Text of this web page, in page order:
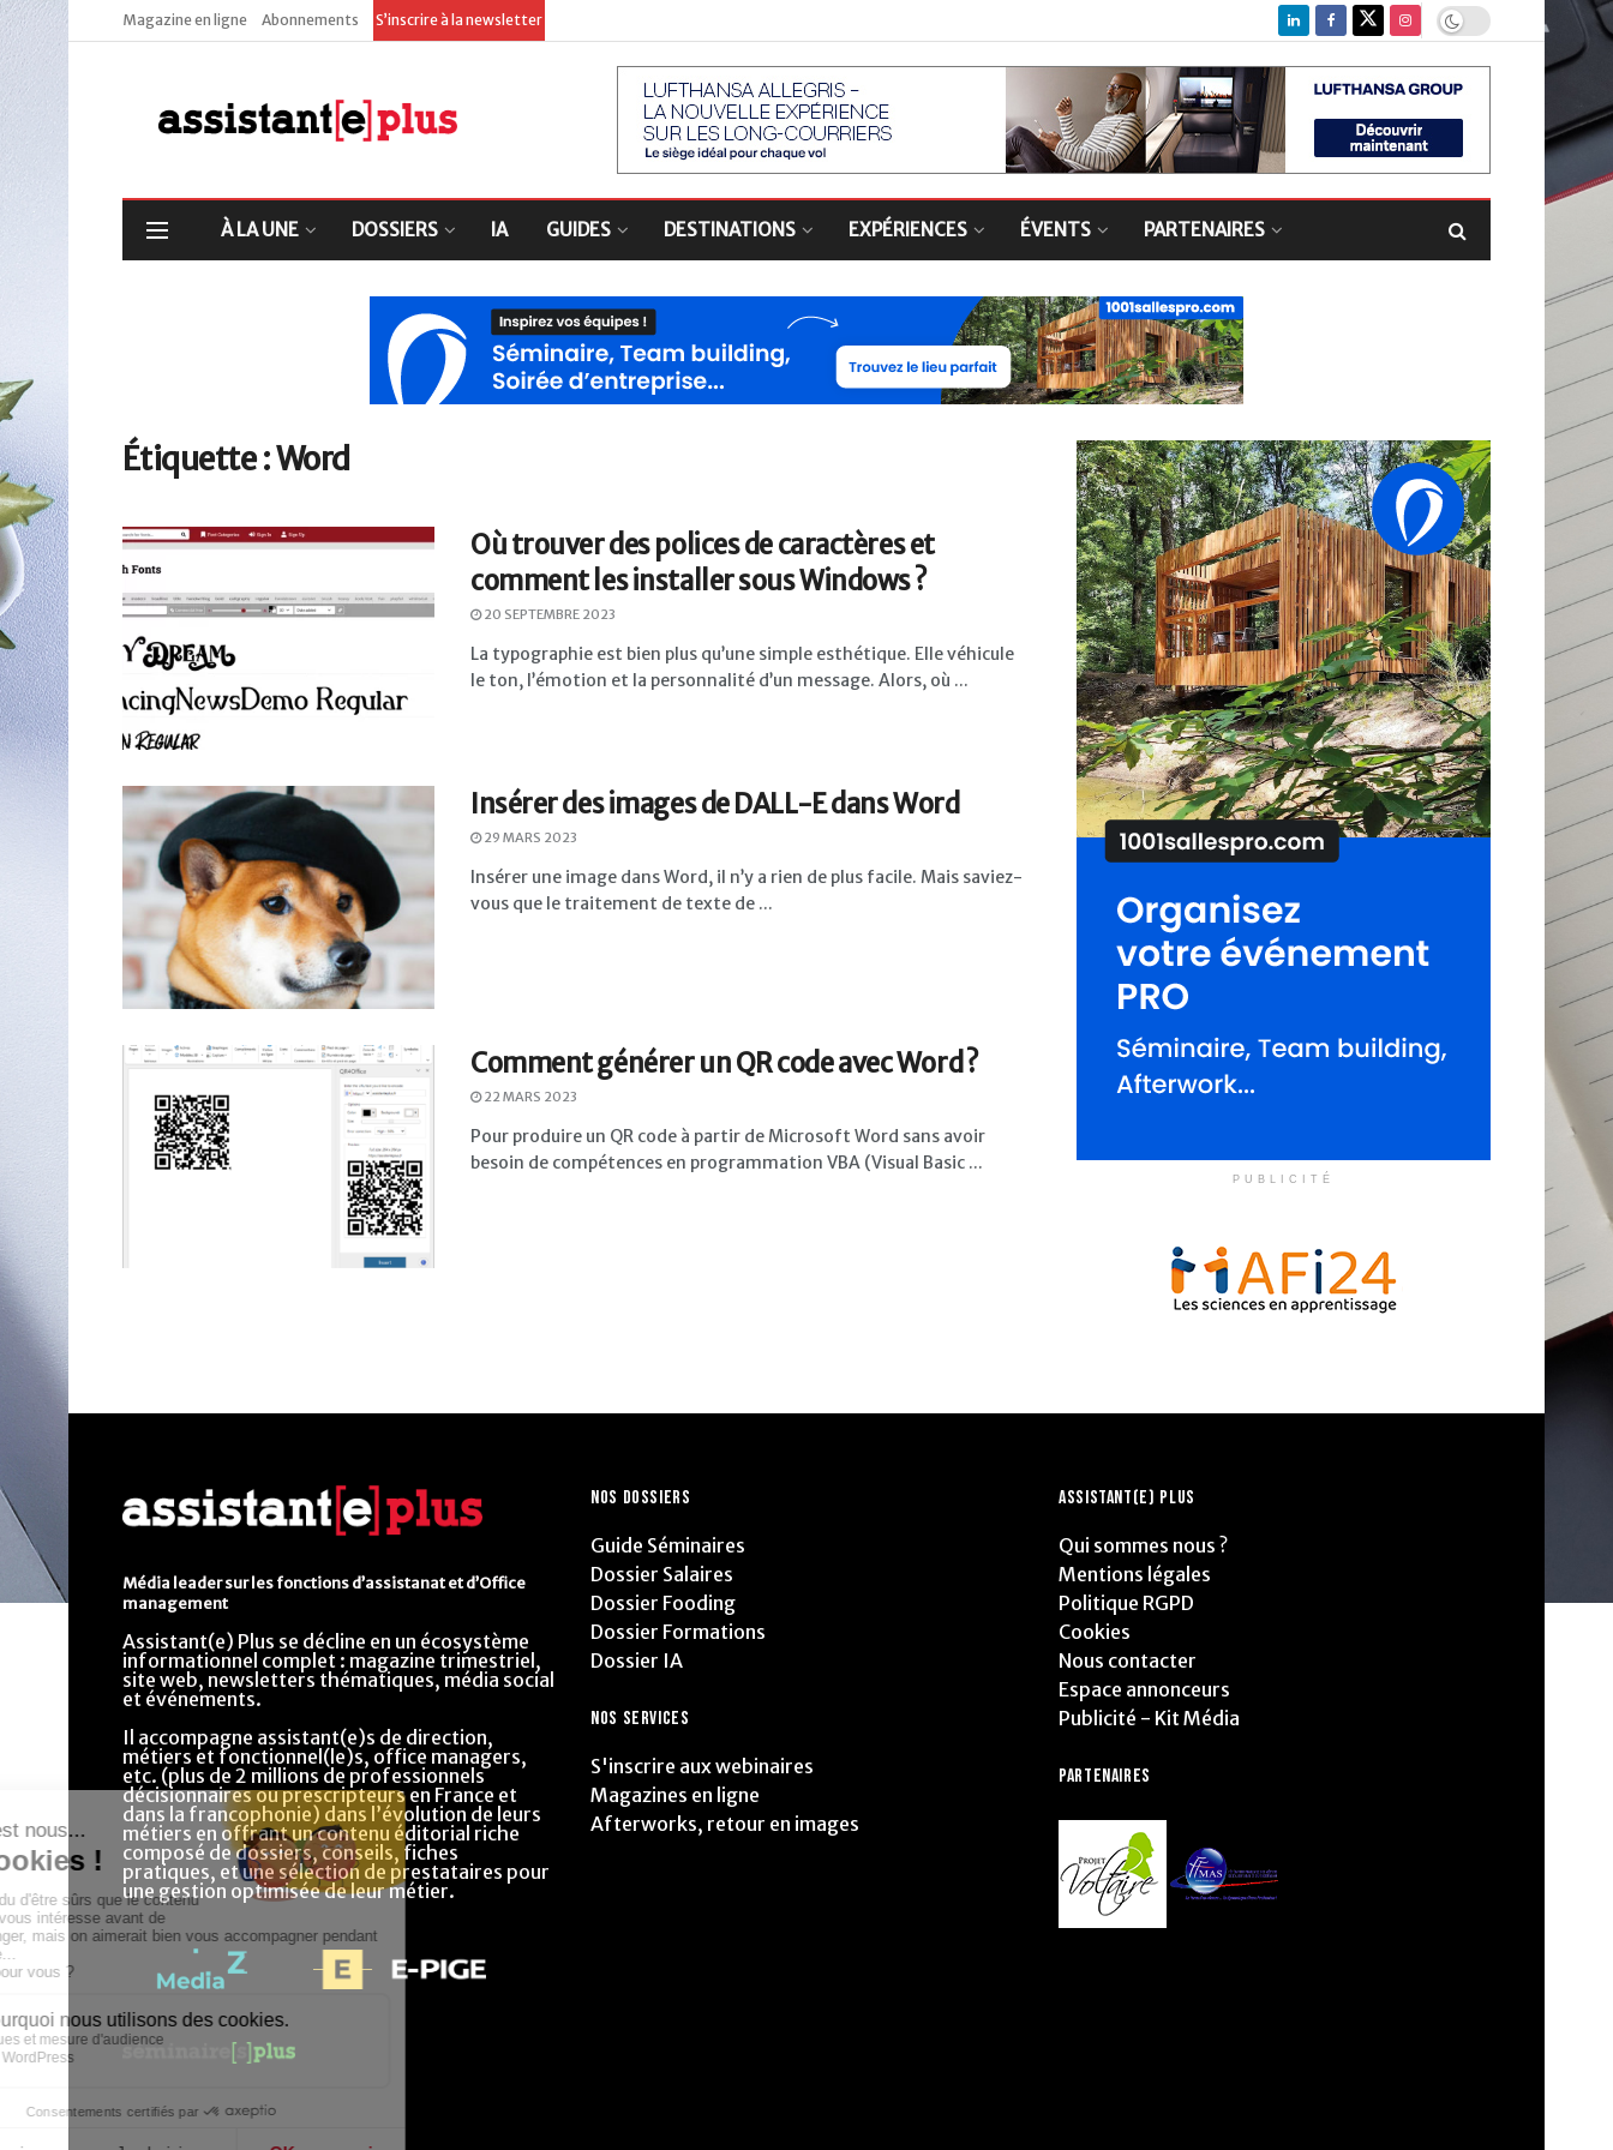
Magazine en ligne Abonnements S’inscrire à la newsletter
À LA UNE DOSSIERS IA GUIDES DESTINATIONS EXPÉRIENCES ÉVENTS PARTENAIRES
Étiquette :Word
Où trouver des polices de caractères et
comment les installer sous Windows ?
20 SEPTEMBRE 2023
La typographie est bien plus qu’une simple esthétique. Elle véhicule
le ton, l’émotion et la personnalité d’un message. Alors, où ...
Insérer des images de DALL-E dans Word
29 MARS 2023
Insérer une image dans Word, il n’y a rien de plus facile. Mais saviez-
vous que le traitement de texte de ...
Comment générer un QR code avec Word ?
22 MARS 2023
Pour produire un QR code à partir de Microsoft Word sans avoir
besoin de compétences en programmation VBA (Visual Basic ...
PUBLICITÉ
Média leader sur les fonctions d’assistanat et d’Office
management
Assistant(e) Plus se décline en un écosystème
informationnel complet : magazine trimestriel,
site web, newsletters thématiques, média social
et événements.
Il accompagne assistant(e)s de direction,
métiers et fonctionnel(le)s, office managers,
etc. (plus de 2 millions de professionnels
décisionnaires ou prescripteurs en France et
dans la francophonie) dans l’évolution de leurs
métiers en offrant un contenu éditorial riche
composé de dossiers, conseils, fiches
pratiques, et une sélection de prestataires pour
une gestion optimisée de leur métier.
NOS DOSSIERS
Guide Séminaires
Dossier Salaires
Dossier Fooding
Dossier Formations
Dossier IA
NOS SERVICES
S'inscrire aux webinaires
Magazines en ligne
Afterworks, retour en images
ASSISTANT(E) PLUS
Qui sommes nous ?
Mentions légales
Politique RGPD
Cookies
Nous contacter
Espace annonceurs
Publicité - Kit Média
PARTENAIRES